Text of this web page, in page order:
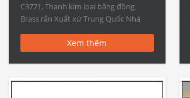
C3771, Thanh kim loại bằng đồng
Brass rắn Xuất xứ Trung Quốc Nhà
bằng đồng Brass thanh cắt thanh
bằng đồng thau, thanh bằng đồng Vật
chất C10100, C10200, C10300, C10400,
C10500, […]
Xem thêm